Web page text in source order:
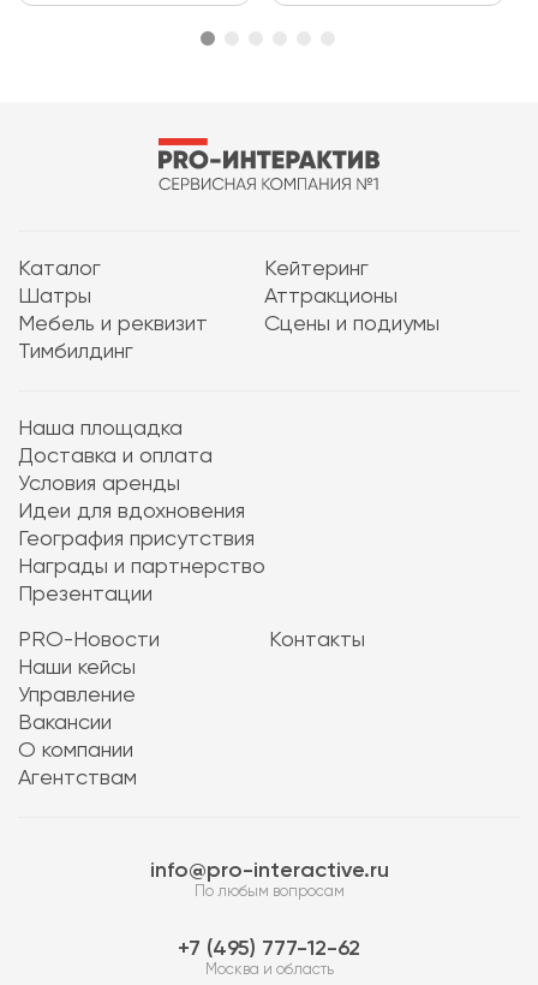
Каталог
Кейтеринг
Шатры
Аттракционы
Мебель и реквизит
Сцены и подиумы
Тимбилдинг
Наша площадка
Доставка и оплата
Условия аренды
Идеи для вдохновения
География присутствия
Награды и партнерство
Презентации
PRO-Новости
Наши кейсы
Управление
Вакансии
О компании
Агентствам
Контакты
info@pro-interactive.ru
По любым вопросам
7 (495) 777-12-62
Москва и область